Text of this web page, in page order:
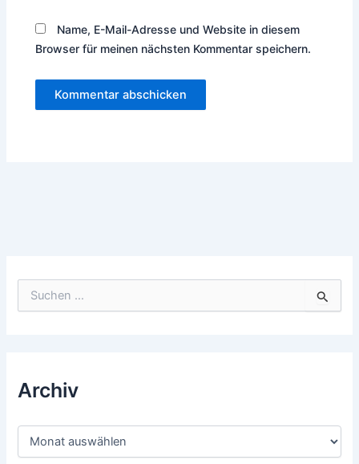
Name, E-Mail-Adresse und Website in diesem
Browser für meinen nächsten Kommentar speichern.
nach:
Archiv
Archiv